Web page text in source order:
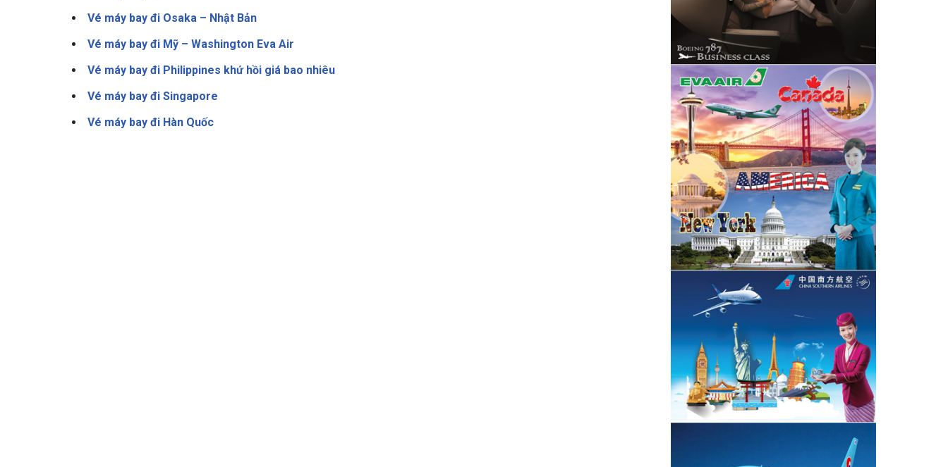
Vé máy bay đi Osaka – Nhật Bản
Vé máy bay đi Mỹ – Washington Eva Air
Vé máy bay đi Philippines khứ hồi giá bao nhiêu
Vé máy bay đi Singapore
Vé máy bay đi Hàn Quốc